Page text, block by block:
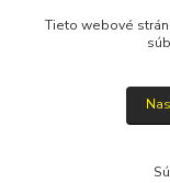
Tieto webové